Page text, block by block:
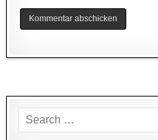
Search
for: